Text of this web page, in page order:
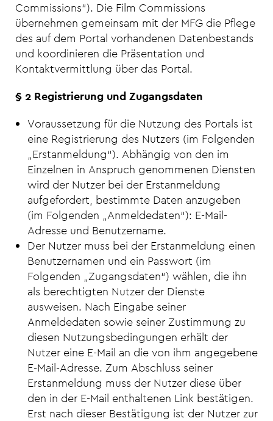
Commissions“). Die Film Commissions
übernehmen gemeinsam mit der MFG die Pflege
des auf dem Portal vorhandenen Datenbestands
und koordinieren die Präsentation und
Kontaktvermittlung über das Portal.
§ 2 Registrierung und Zugangsdaten
Voraussetzung für die Nutzung des Portals ist
eine Registrierung des Nutzers (im Folgenden
„Erstanmeldung“). Abhängig von den im
Einzelnen in Anspruch genommenen Diensten
wird der Nutzer bei der Erstanmeldung
aufgefordert, bestimmte Daten anzugeben
(im Folgenden „Anmeldedaten“): E-Mail-
Adresse und Benutzername.
Der Nutzer muss bei der Erstanmeldung einen
Benutzernamen und ein Passwort (im
Folgenden „Zugangsdaten“) wählen, die ihn
als berechtigten Nutzer der Dienste
ausweisen. Nach Eingabe seiner
Anmeldedaten sowie seiner Zustimmung zu
diesen Nutzungsbedingungen erhält der
Nutzer eine E-Mail an die von ihm angegebene
E-Mail-Adresse. Zum Abschluss seiner
Erstanmeldung muss der Nutzer diese über
den in der E-Mail enthaltenen Link bestätigen.
Erst nach dieser Bestätigung ist der Nutzer zur